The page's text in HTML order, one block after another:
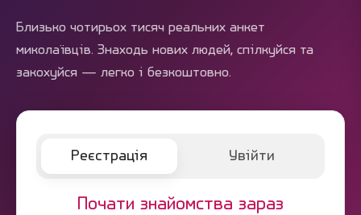
Близько чотирьох тисяч реальних анкет
миколаївців. Знаходь нових людей, спілкуйся та
закохуйся — легко і безкоштовно.
Реєстрація Увійти
Почати знайомства зараз